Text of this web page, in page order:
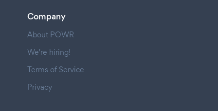
Company
About POWR
We're hiring!
Terms of Service
Privacy